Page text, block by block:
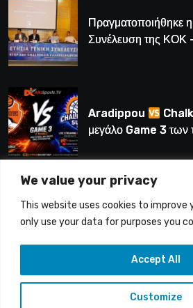
We value your privacy
This website uses cookies to improve
only use your data for purposes you
Customize
Accept All
Πραγματοποιήθηκε η
Συνέλευση της ΚΟΚ
Aradippou
μεγάλο Game 3 των
LIVE | Ύδρα
Άτλαντας Πάφου